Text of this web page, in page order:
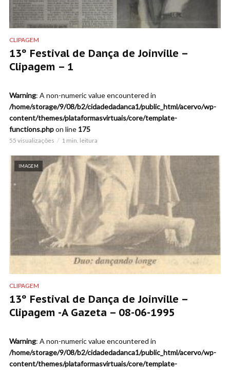
CLIPAGEM
13º Festival de Dança de Joinville –
Clipagem – 1
Warning: A non-numeric value encountered in
/home/storage/9/08/b2/cidadedadanca1/public_html/acervo/wp-
content/themes/plataformasvirtuais/core/template-
functions.phpon line 175
55 visualizações 1 min. leitura
IMAGEM
CLIPAGEM
13º Festival de Dança de Joinville –
Clipagem -A Gazeta – 08-06-1995
Warning: A non-numeric value encountered in
/home/storage/9/08/b2/cidadedadanca1/public_html/acervo/wp-
content/themes/plataformasvirtuais/core/template-